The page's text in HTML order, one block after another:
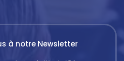
à notre Newsletter